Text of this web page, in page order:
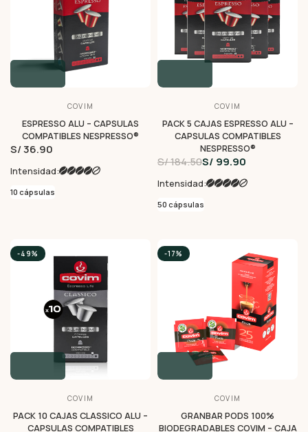
COVIM
ESPRESSO ALU – CAPSULAS
COMPATIBLES NESPRESSO®
S/ 36.90
Intensidad:
10 cápsulas
COVIM
PACK 5 CAJAS ESPRESSO ALU –
CAPSULAS COMPATIBLES
NESPRESSO®
S/ 184.50S/ 99.90
Intensidad:
50 cápsulas
-49%
COVIM
PACK 10 CAJAS CLASSICO ALU –
CAPSULAS COMPATIBLES
-17%
COVIM
GRANBAR PODS 100%
BIODEGRADABLES COVIM – CAJA